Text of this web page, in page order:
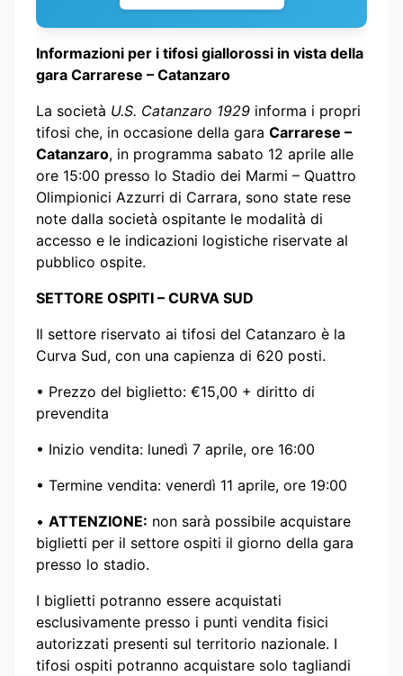
Informazioni per i tifosi giallorossi in vista della
gara Carrarese – Catanzaro
La società U.S. Catanzaro 1929 informa i propri
tifosi che, in occasione della gara Carrarese –
Catanzaro, in programma sabato 12 aprile alle
ore 15:00 presso lo Stadio dei Marmi – Quattro
Olimpionici Azzurri di Carrara, sono state rese
note dalla società ospitante le modalità di
accesso e le indicazioni logistiche riservate al
pubblico ospite.
SETTORE OSPITI – CURVA SUD
Il settore riservato ai tifosi del Catanzaro è la
Curva Sud, con una capienza di 620 posti.
•⁠ Prezzo del biglietto: €15,00 + diritto di
prevendita
•⁠ Inizio vendita: lunedì 7 aprile, ore 16:00
•⁠ Termine vendita: venerdì 11 aprile, ore 19:00
•⁠ ATTENZIONE: non sarà possibile acquistare
biglietti per il settore ospiti il giorno della gara
presso lo stadio.
I biglietti potranno essere acquistati
esclusivamente presso i punti vendita fisici
autorizzati presenti sul territorio nazionale. I
tifosi ospiti potranno acquistare solo tagliandi